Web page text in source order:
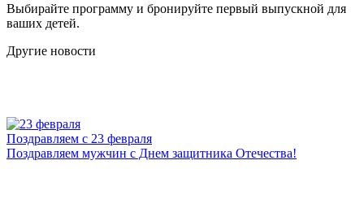
Выбирайте программу и бронируйте первый выпускной для
ваших детей.
Другие новости
Поздравляем с 23 февраля
Поздравляем мужчин с Днем защитника Отечества!